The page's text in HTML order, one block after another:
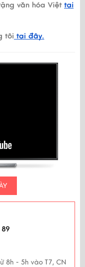
văn hóa Việt tại
tôi tại đây.
8h - 5h vào T7, CN